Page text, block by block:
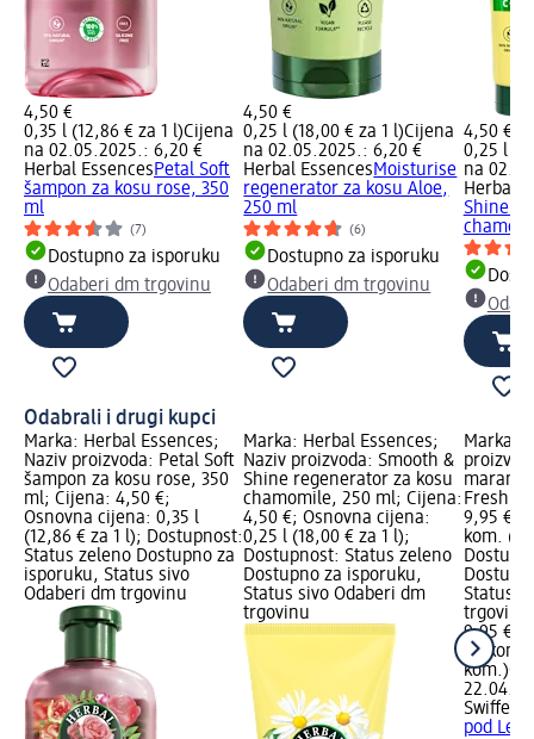
4,50 €
0,35 l (12,86 € za 1 l)Cijena
na 02.05.2025.: 6,20 €
Herbal EssencesPetal Soft
šampon za kosu rose, 350
ml
(7)
Dostupno za isporuku
Odaberi dm trgovinu
4,50 €
0,25 l (18,00 € za 1 l)Cijena
na 02.05.2025.: 6,20 €
Herbal EssencesMoisturise
regenerator za kosu Aloe,
250 ml
(6)
Dostupno za isporuku
Odaberi dm trgovinu
4,50 €
0,25 l
na
Herbal
Shine
Odabrali i drugi kupci
Marka: Herbal Essences;
Naziv proizvoda: Petal Soft
šampon za kosu rose, 350
ml; Cijena: 4,50 €;
Osnovna cijena: 0,35 l
(12,86 € za 1 l); Dostupnost:
Status zeleno Dostupno za
isporuku, Status sivo
Odaberi dm trgovinu
Marka: Herbal Essences;
Naziv proizvoda: Smooth &
Shine regenerator za kosu
chamomile, 250 ml; Cijena:
4,50 €; Osnovna cijena:
0,25 l (18,00 € za 1 l);
Dostupnost: Status zeleno
Dostupno za isporuku,
Status sivo Odaberi dm
trgovinu
Marka:
Fresh,
9,95 €;
kom.
Status
trgovinu
9,95 €
24 kom.
kom.)
Swiffer
pod